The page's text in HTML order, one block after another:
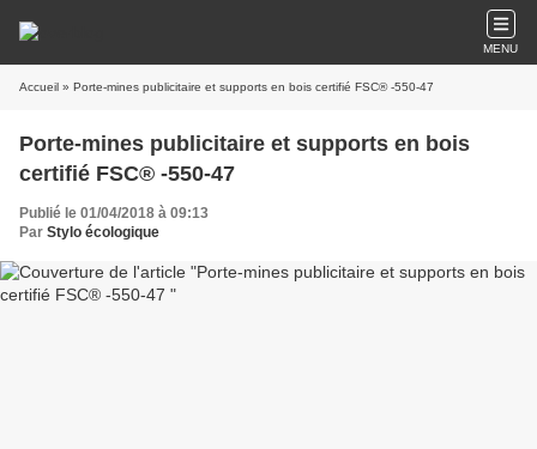
MENU
Accueil » Porte-mines publicitaire et supports en bois certifié FSC® -550-47
Porte-mines publicitaire et supports en bois
certifié FSC® -550-47
Publié le 01/04/2018 à 09:13
Par Stylo écologique